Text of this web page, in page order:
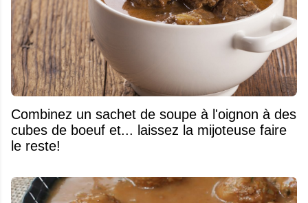
Combinez un sachet de soupe à l'oignon à des
cubes de boeuf et... laissez la mijoteuse faire
le reste!